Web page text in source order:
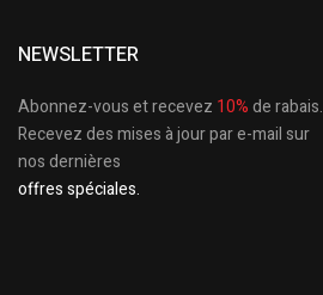
NEWSLETTER
Abonnez-vous et recevez 10%de rabais.
Recevez des mises à jour par e-mail sur
nos dernières
offres spéciales.